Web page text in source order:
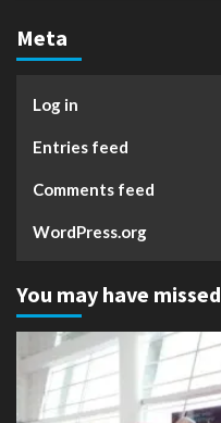
Meta
Log in
Entries feed
Comments feed
WordPress.org
You may have missed